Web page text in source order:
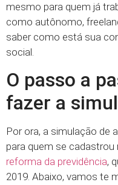
mesmo para quem já
como autônomo,
saber como está sua
social.
O passo a
fazer a
Por ora, a simulação de
para quem se
reforma da previdência,
2019. Abaixo, vamos te